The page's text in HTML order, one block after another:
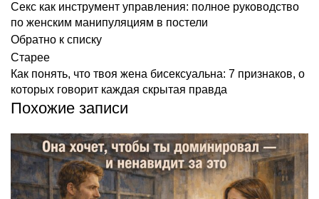
Секс как инструмент управления: полное руководство
по женским манипуляциям в постели
Обратно к списку
Старее
Как понять, что твоя жена бисексуальна: 7 признаков, о
которых говорит каждая скрытая правда
Похожие записи